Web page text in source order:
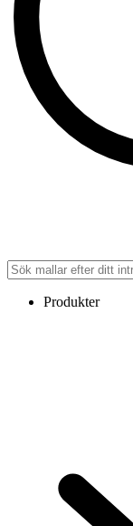
Produkter